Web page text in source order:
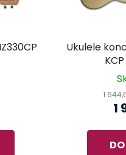
Ukulele
1
1